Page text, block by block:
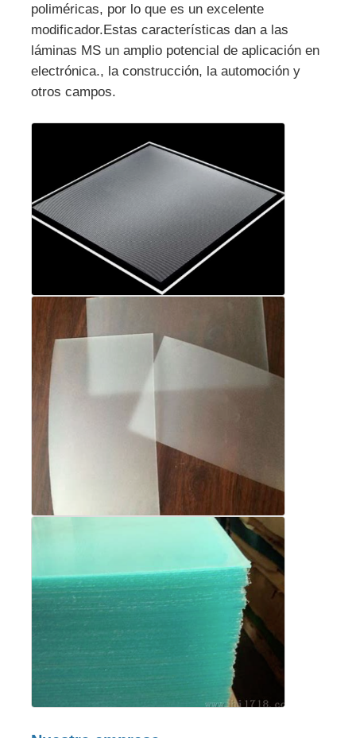
poliméricas, por lo que es un excelente
modificador.Estas características dan a las
láminas MS un amplio potencial de aplicación en
electrónica., la construcción, la automoción y
otros campos.